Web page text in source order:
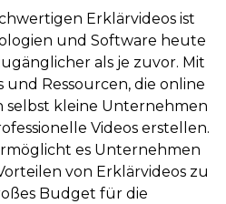
Erklärvideos ist
und Software heute
als je zuvor. Mit
und Ressourcen, die online
selbst kleine Unternehmen
Videos erstellen.
es Unternehmen
von Erklärvideos zu
Budget für die